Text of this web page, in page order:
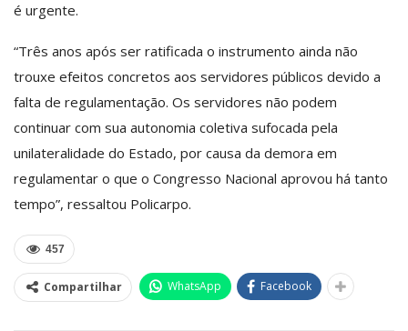
é urgente.
“Três anos após ser ratificada o instrumento ainda não
trouxe efeitos concretos aos servidores públicos devido a
falta de regulamentação. Os servidores não podem
continuar com sua autonomia coletiva sufocada pela
unilateralidade do Estado, por causa da demora em
regulamentar o que o Congresso Nacional aprovou há tanto
tempo”, ressaltou Policarpo.
457
Compartilhar WhatsApp Facebook